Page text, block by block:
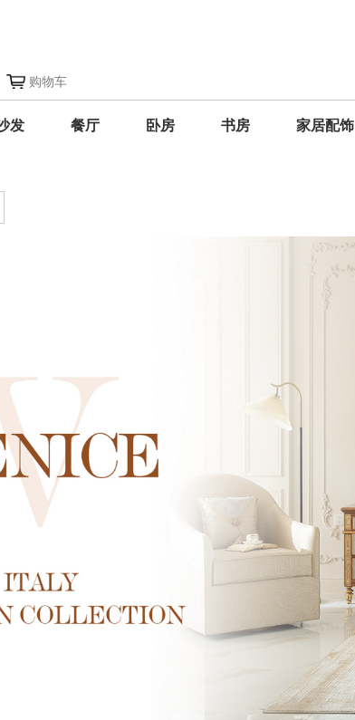
购物车
发 餐厅 卧房 书房 家居配饰